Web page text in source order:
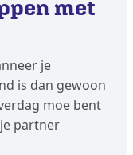
met
je
is dan gewoon
moe bent
partner